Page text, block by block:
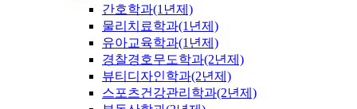
간호학과(1년제)
물리치료학과(1년제)
유아교육학과(1년제)
경찰경호무도학과(2년제)
뷰티디자인학과(2년제)
스포츠건강관리학과(2년제)